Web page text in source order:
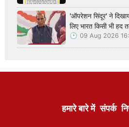
'ऑपरेशन सिंदूर' ने
लिए भारत किसी भी हद
09 Aug 2026
हमारे बारे में संपर्क